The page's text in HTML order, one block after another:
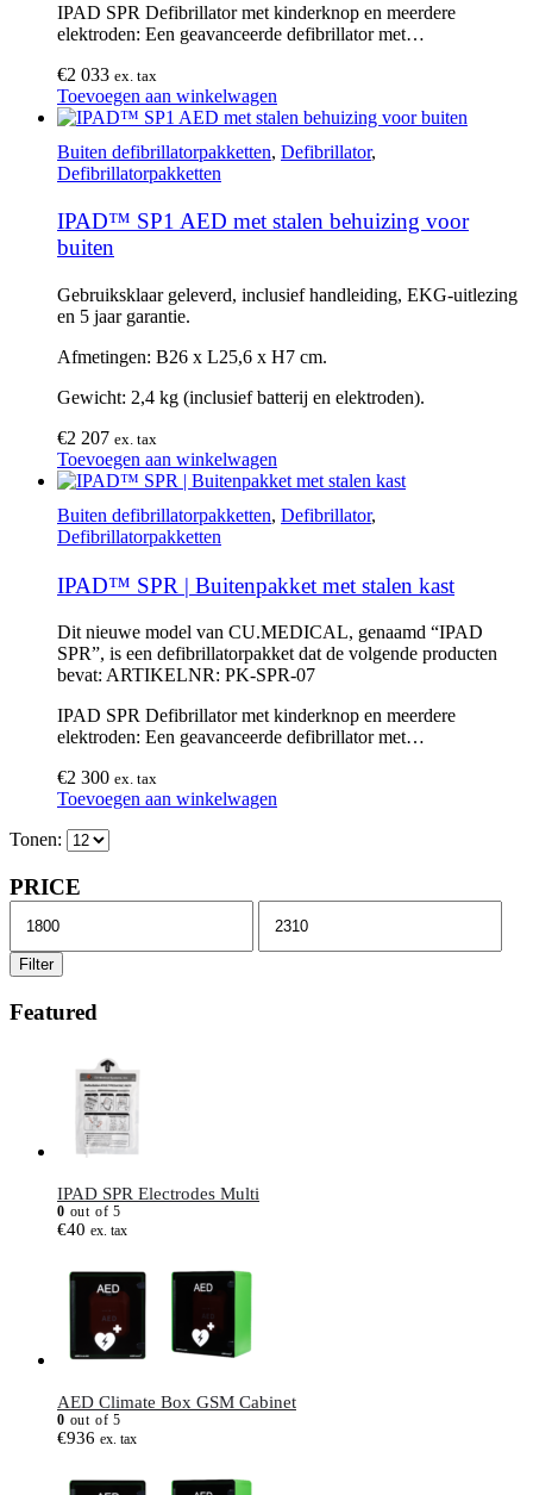
IPAD SPR Defibrillator met kinderknop en meerdere
elektroden: Een geavanceerde defibrillator met…
€2 033 ex. tax
Toevoegen aan winkelwagen
Buiten defibrillatorpakketten, Defibrillator,
Defibrillatorpakketten
IPAD™ SP1 AED met stalen behuizing voor
buiten
Gebruiksklaar geleverd, inclusief handleiding, EKG-uitlezing
en 5 jaar garantie.
Afmetingen: B26 x L25,6 x H7 cm.
Gewicht: 2,4 kg (inclusief batterij en elektroden).
€2 207 ex. tax
Toevoegen aan winkelwagen
Buiten defibrillatorpakketten, Defibrillator,
Defibrillatorpakketten
IPAD™ SPR | Buitenpakket met stalen kast
Dit nieuwe model van CU.MEDICAL, genaamd “IPAD
SPR”, is een defibrillatorpakket dat de volgende producten
bevat: ARTIKELNR: PK-SPR-07
IPAD SPR Defibrillator met kinderknop en meerdere
elektroden: Een geavanceerde defibrillator met…
€2 300 ex. tax
Toevoegen aan winkelwagen
Tonen:
PRICE
prijs
prijs
Filter
Featured
IPAD SPR Electrodes Multi
0 out of 5
€40 ex. tax
AED Climate Box GSM Cabinet
0 out of 5
€936 ex. tax